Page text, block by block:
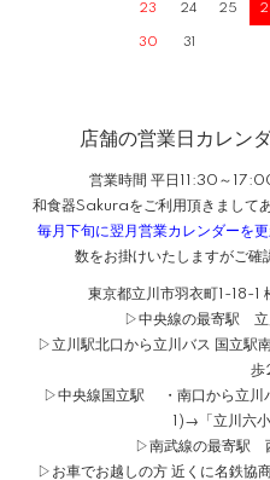
23 24 25
30 31
店舗の営業日カレン
営業時間 平日11:30～
和食器Sakuraをご利用頂きまして
毎月下旬に翌月営業カレンダーを更
数をお掛けいたしますがご確
東京都立川市羽衣町1-18-
▷中央線の最寄駅 立
▷立川駅北口から立川バス 国立駅
歩
▷中央線国立駅 ・南口から立川
1)→「立川六
▷南武線の最寄駅
▷お車でお越しの方 近くに名鉄協